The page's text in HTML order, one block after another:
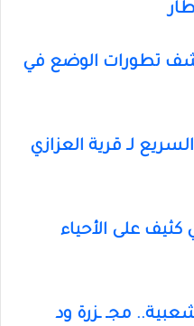
تطورات الوضع في
لـ قرية العزازي
على الأحياء
مجـ ـزرة ود